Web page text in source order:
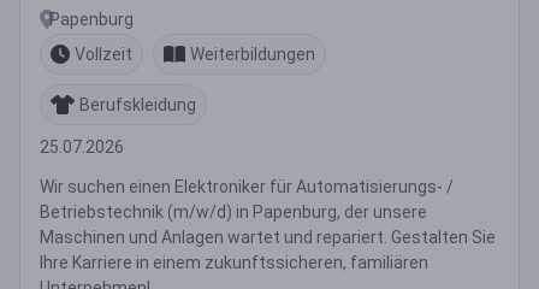
Papenburg
Vollzeit
Weiterbildungen
Berufskleidung
25.07.2026
Wir suchen einen Elektroniker für Automatisierungs- /
Betriebstechnik (m/w/d) in Papenburg, der unsere
Maschinen und Anlagen wartet und repariert. Gestalten Sie
Ihre Karriere in einem zukunftssicheren, familiären